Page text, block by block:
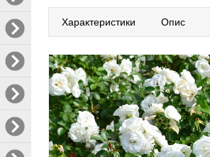
Характеристики Опис